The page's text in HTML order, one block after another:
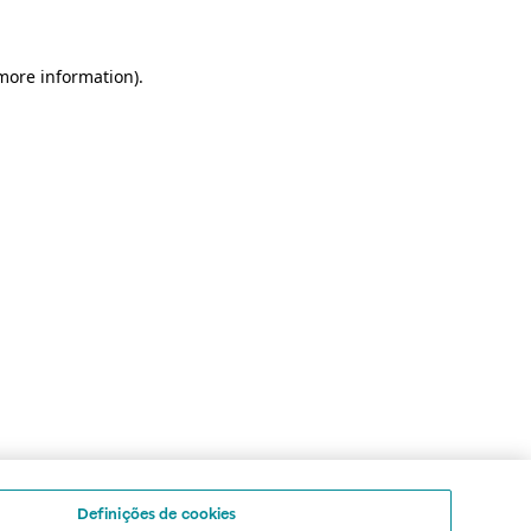
information).
Definições de cookies